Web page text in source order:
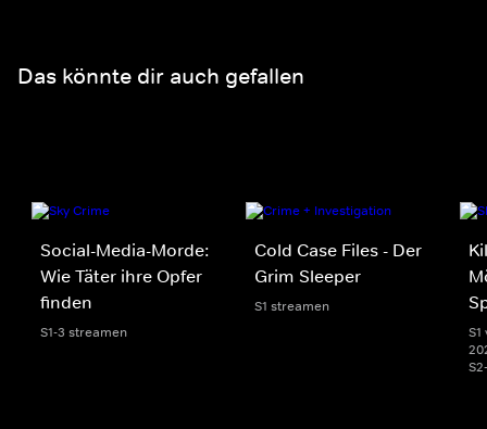
Das könnte dir auch gefallen
Social-Media-Morde:
Wie Täter ihre Opfer
finden
S1-3 streamen
Cold Case Files - Der
Grim Sleeper
S1 streamen